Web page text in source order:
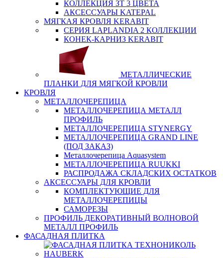
КОЛЛЕКЦИЯ ЗТ 3 ЦВЕТА
АКСЕССУАРЫ KATEPAL
МЯГКАЯ КРОВЛЯ KERABIT
СЕРИЯ LAPLANDIA 2 КОЛЛЕКЦИИ
КОНЕК-КАРНИЗ KERABIT
МЕТАЛЛИЧЕСКИЕ
ПЛАНКИ ДЛЯ МЯГКОЙ КРОВЛИ
КРОВЛЯ
МЕТАЛЛОЧЕРЕПИЦА
МЕТАЛЛОЧЕРЕПИЦА МЕТАЛЛ
ПРОФИЛЬ
МЕТАЛЛОЧЕРЕПИЦА STYNERGY
МЕТАЛЛОЧЕРЕПИЦА GRAND LINE
(ПОД ЗАКАЗ)
Металлочерепица Aquasystem
МЕТАЛЛОЧЕРЕПИЦА RUUKKI
РАСПРОДАЖА СКЛАДСКИХ ОСТАТКОВ
АКСЕССУАРЫ ДЛЯ КРОВЛИ
КОМПЛЕКТУЮЩИЕ ДЛЯ
МЕТАЛЛОЧЕРЕПИЦЫ
САМОРЕЗЫ
ПРОФИЛЬ ДЕКОРАТИВНЫЙ ВОЛНОВОЙ
МЕТАЛЛ ПРОФИЛЬ
ФАСАДНАЯ ПЛИТКА